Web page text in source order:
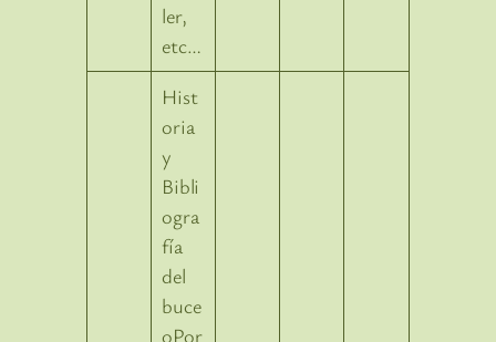
ler,
etc…
Hist
oria
y
Bibli
ogra
fía
del
buce
oPor